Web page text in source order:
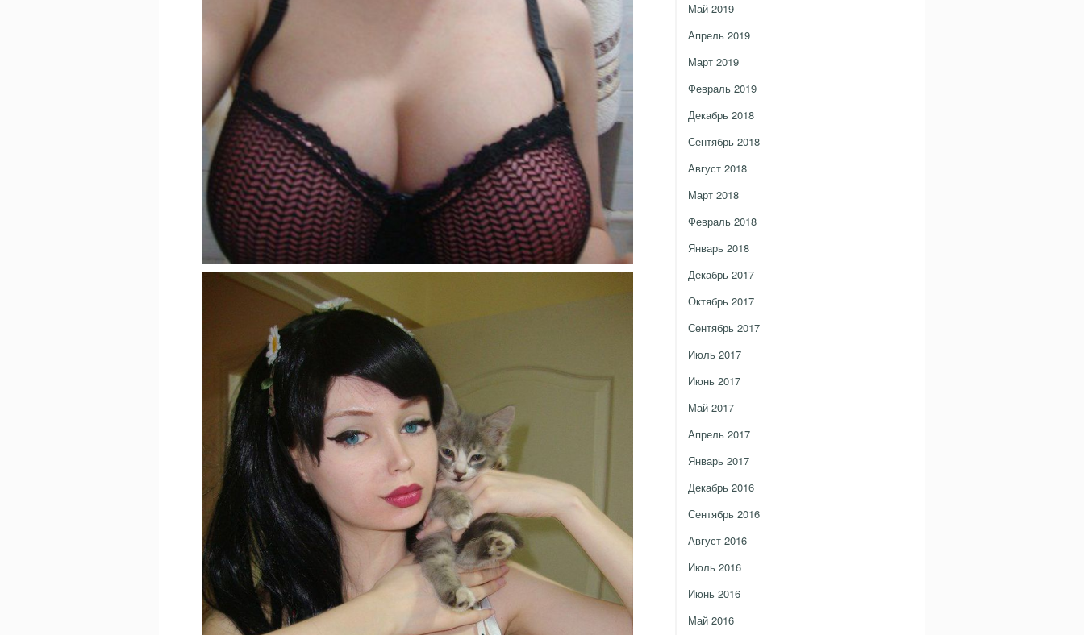
Май 2019
Апрель 2019
Март 2019
Февраль 2019
Декабрь 2018
Сентябрь 2018
Август 2018
Март 2018
Февраль 2018
Январь 2018
Декабрь 2017
Октябрь 2017
Сентябрь 2017
Июль 2017
Июнь 2017
Май 2017
Апрель 2017
Январь 2017
Декабрь 2016
Сентябрь 2016
Август 2016
Июль 2016
Июнь 2016
Май 2016